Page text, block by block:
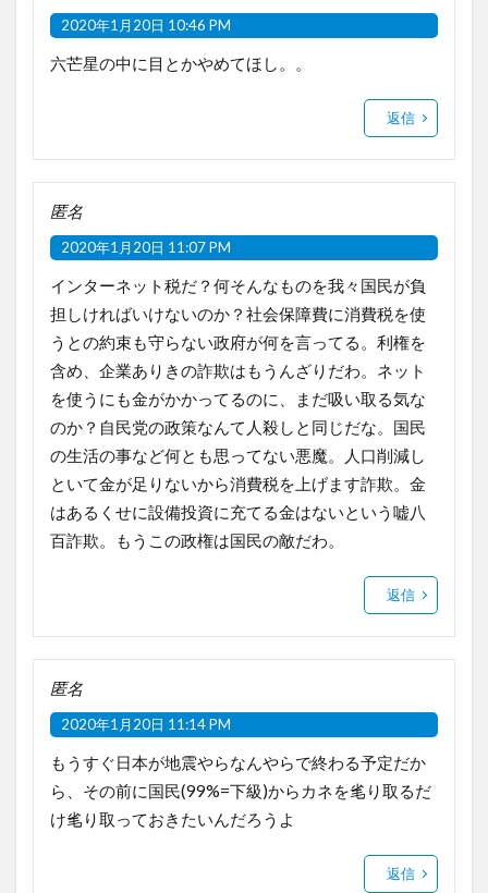
2020年1月20日 10:46 PM
六芒星の中に目とかやめてほし。。
返信
匿名
2020年1月20日 11:07 PM
インターネット税だ？何そんなものを我々国民が負
担しければいけないのか？社会保障費に消費税を使
うとの約束も守らない政府が何を言ってる。利権を
含め、企業ありきの詐欺はもうんざりだわ。ネット
を使うにも金がかかってるのに、まだ吸い取る気な
のか？自民党の政策なんて人殺しと同じだな。国民
の生活の事など何とも思ってない悪魔。人口削減し
といて金が足りないから消費税を上げます詐欺。金
はあるくせに設備投資に充てる金はないという嘘八
百詐欺。もうこの政権は国民の敵だわ。
返信
匿名
2020年1月20日 11:14 PM
もうすぐ日本が地震やらなんやらで終わる予定だか
ら、その前に国民(99%=下級)からカネを毟り取るだ
け毟り取っておきたいんだろうよ
返信